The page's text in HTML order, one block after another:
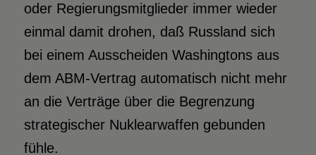
oder Regierungsmitglieder immer wieder
einmal damit drohen, daß Russland sich
bei einem Ausscheiden Washingtons aus
dem ABM-Vertrag automatisch nicht mehr
an die Verträge über die Begrenzung
strategischer Nuklearwaffen gebunden
fühle.